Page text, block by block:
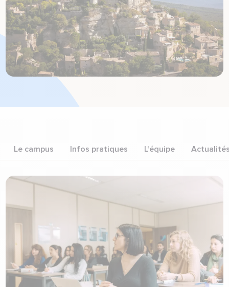
Le campus Infos pratiques L'équipe